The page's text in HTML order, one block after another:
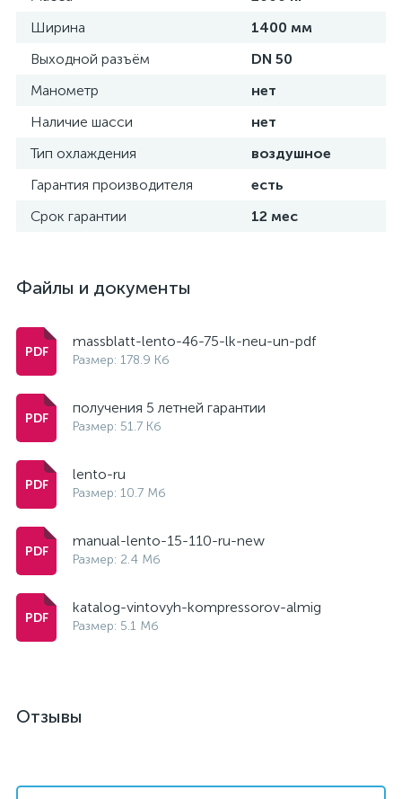
Ширина
1400 мм
Выходной разъём
DN 50
Манометр
нет
Наличие шасси
нет
Тип охлаждения
воздушное
Гарантия производителя
есть
Срок гарантии
12 мес
Файлы и документы
massblatt-lento-46-75-lk-neu-un-pdf
Размер: 178.9 Кб
получения 5 летней гарантии
Размер: 51.7 Кб
lento-ru
Размер: 10.7 Мб
manual-lento-15-110-ru-new
Размер: 2.4 Мб
katalog-vintovyh-kompressorov-almig
Размер: 5.1 Мб
Отзывы